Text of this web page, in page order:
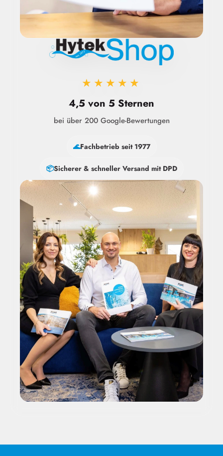
★★★★★
4,5 von 5 Sternen
bei über 200 Google-Bewertungen
🌊Fachbetrieb seit 1977
📦Sicherer & schneller Versand mit DPD